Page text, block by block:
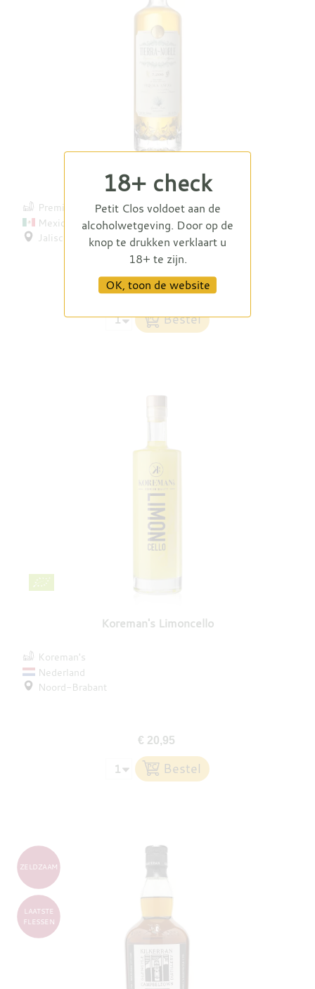
Tierra Noble Tequila Anejo
Premium de Jalisco
Mexico
Jalisco
€ 59,95
Koreman's Limoncello
Koreman's
Nederland
Noord-Brabant
€ 20,95
ZELDZAAM
LAATSTE
FLESSEN
18+ check
Petit Clos voldoet aan de
alcoholwetgeving. Door op de
knop te drukken verklaart u
18+ te zijn.
OK, toon de website